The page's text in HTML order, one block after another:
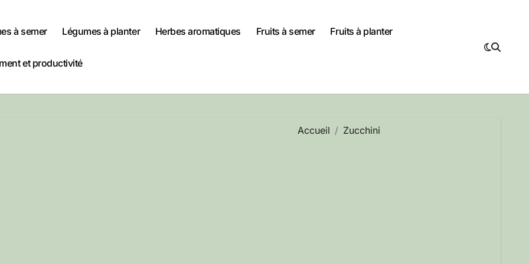
à semer Légumes à planter Herbes aromatiques Fruits à semer Fruits à planter
et productivité
Accueil Zucchini